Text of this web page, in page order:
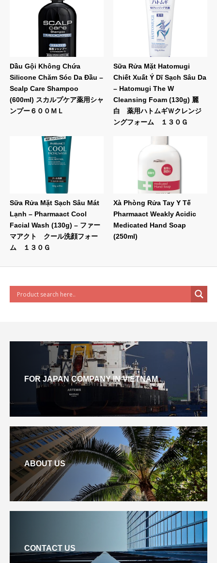
Dầu Gội Không Chứa
Silicone Chăm Sóc Da Đầu –
Scalp Care Shampoo
(600ml) スカルプケア薬用シャ
ンプー６００ＭＬ
Sữa Rửa Mặt Hatomugi
Chiết Xuất Ý Dĩ Sạch Sâu Da
– Hatomugi The W
Cleansing Foam (130g) 麗
白 薬用ハトムギＷクレンジ
ングフォーム １３０Ｇ
Sữa Rửa Mặt Sạch Sâu Mát
Lạnh – Pharmaact Cool
Facial Wash (130g) – ファー
マアクト クール洗顔フォー
ム １３０Ｇ
Xà Phòng Rửa Tay Y Tế
Pharmaact Weakly Acidic
Medicated Hand Soap
(250ml)
FOR JAPAN COMPANY IN VIETNAM
ABOUT US
CONTACT US